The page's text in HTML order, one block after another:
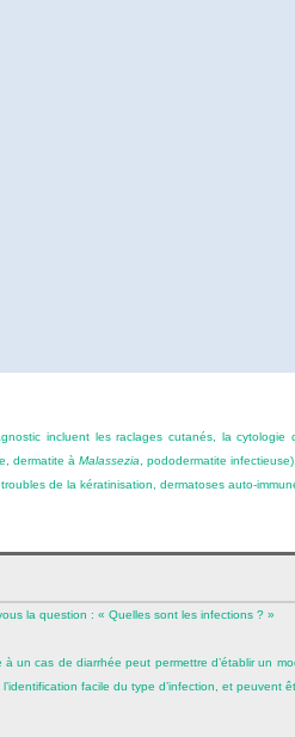
incluent les raclages cutanés, la cytologie
dermatite à Malassezia , pododermatite
de la kératinisation, dermatoses auto-
la question : « Quelles sont les infections ? »
un cas de diarrhée peut permettre d’établir un
facile du type d’infection, et peuvent